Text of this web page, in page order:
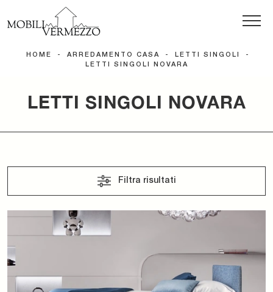
HOME - ARREDAMENTO CASA - LETTI SINGOLI
-
LETTI SINGOLI NOVARA
LETTI SINGOLI NOVARA
Filtra risultati